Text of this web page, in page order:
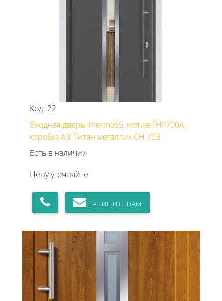
Код: 22
Входная дверь Thermo65, мотив THP700A,
коробка А3, Титан металлик CH 703
Есть в наличии
Цену уточняйте
НАПИШИТЕ НАМ